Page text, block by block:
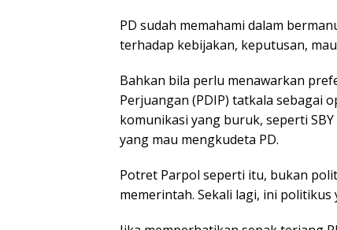
PD sudah memahami dalam
terhadap kebijakan, keputusan,
Bahkan bila perlu menawarkan
Perjuangan (PDIP) tatkala sebagai
komunikasi yang buruk, seperti
yang mau mengkudeta PD.
Potret Parpol seperti itu, bukan
memerintah. Sekali lagi, ini